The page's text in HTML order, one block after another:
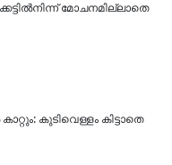
മോചനമില്ലാതെ
കുടിവെള്ളം കിട്ടാതെ